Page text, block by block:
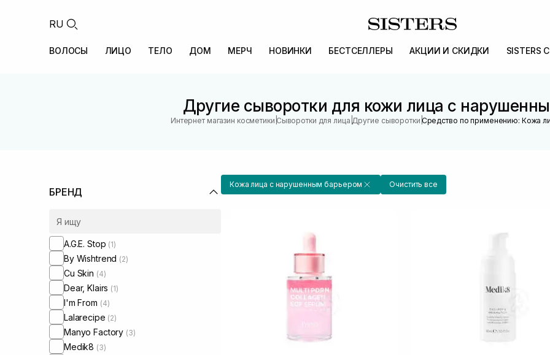
RU
ВОЛОСЫ ЛИЦО ТЕЛО ДОМ МЕРЧ НОВИНКИ БЕСТСЕЛЛЕРЫ АКЦИИ И СКИДКИ SISTERS
Другие сыворотки для кожи лица с
Интернет магазин косметики |Сыворотки для лица Другие сыворотки |Средство по применению: Кожа
БРЕНД
A.G.E. Stop (1)
By Wishtrend (2)
Cu Skin (4)
Dear, Klairs (1)
I'm From (4)
Lalarecipe (2)
Manyo Factory (3)
Medik8 (3)
Кожа лица с нарушенным барьером Очистить все